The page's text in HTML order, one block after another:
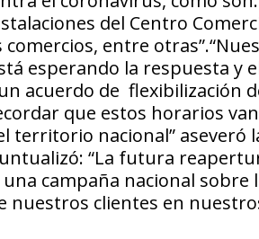
del Centro
entre
esperando la respuesta y
acuerdo de flexibilización
que estos horarios
territorio nacional” aseveró
“La futura
campaña nacional sobre
nuestros clientes en